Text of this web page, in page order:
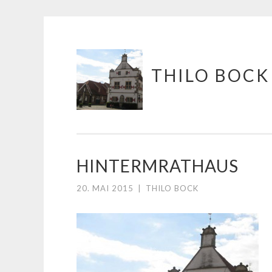
Springe
zum
Inhalt
THILO BOCK
HINTERMRATHAUS
20. MAI 2015 THILO BOCK